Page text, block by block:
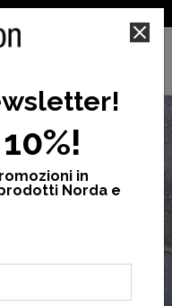
!
in
Norda e